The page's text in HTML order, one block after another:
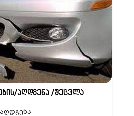
აღდგენა /შეცვლა